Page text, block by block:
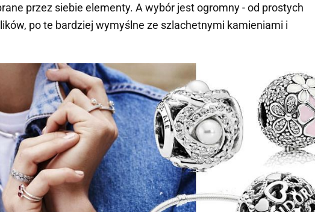
przez siebie elementy. A wybór jest ogromny - od prostych
po te bardziej wymyślne ze szlachetnymi kamieniami i